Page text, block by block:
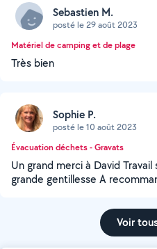
Sebastien M.
posté le 29 août 2023
Matériel de camping et de plage
Très bien
Sophie P.
posté le 10 août 2023
Évacuation déchets - Gravats
Un grand merci à David
grande gentillesse A
Voir